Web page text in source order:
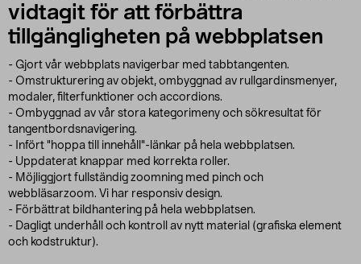
vidtagit för att förbättra
tillgängligheten på webbplatsen
- Gjort vår webbplats navigerbar med tabbtangenten.
- Omstrukturering av objekt, ombyggnad av rullgardinsmenyer,
modaler, filterfunktioner och accordions.
- Ombyggnad av vår stora kategorimeny och sökresultat för
tangentbordsnavigering.
- Infört "hoppa till innehåll"-länkar på hela webbplatsen.
- Uppdaterat knappar med korrekta roller.
- Möjliggjort fullständig zoomning med pinch och
webbläsarzoom. Vi har responsiv design.
- Förbättrat bildhantering på hela webbplatsen.
- Dagligt underhåll och kontroll av nytt material (grafiska element
och kodstruktur).